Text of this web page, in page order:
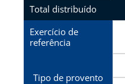
Total distribuído
Exercício de
referência
Tipo de provento